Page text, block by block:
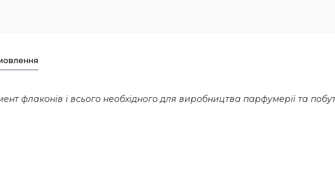
флаконів і всього необхідного для виробництва парфумерії та